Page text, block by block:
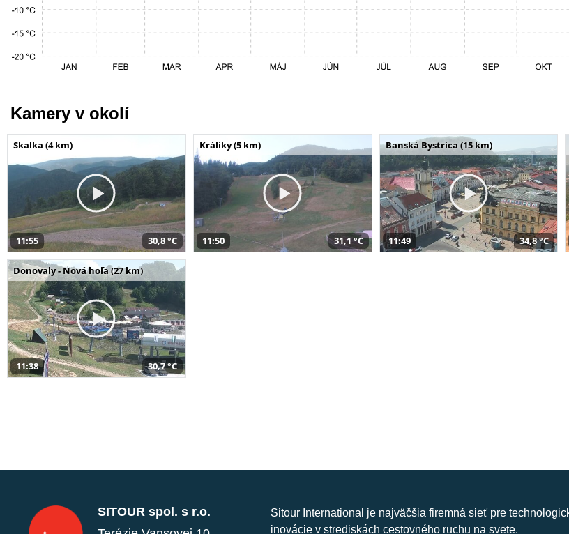
Kamery v okolí
Skalka (4 km)
11:55 30,8 °C
Králiky (5 km)
11:50 31,1 °C
Banská Bystrica (15 km)
11:49 34,8 °C
Donovaly - Nová hoľa (27 km)
11:38 30,7 °C
SITOUR spol. s r.o.
Sitour International je najväčšia firemná sieť pre
inovácie v strediskách cestovného ruchu na svete.